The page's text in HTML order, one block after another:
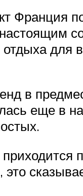
Франция
отдыха
в
еще в